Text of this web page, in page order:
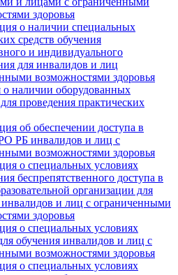
здоровья
о наличии специальных
средств обучения
и индивидуального
для инвалидов и лиц
возможностями здоровья
о наличии оборудованных
проведения практических
об обеспечении доступа в
РБ инвалидов и лиц с
возможностями здоровья
о специальных условиях
беспрепятственного доступа в
организации для
инвалидов и лиц с ограниченными
здоровья
о специальных условиях
обучения инвалидов и лиц с
возможностями здоровья
о специальных условиях